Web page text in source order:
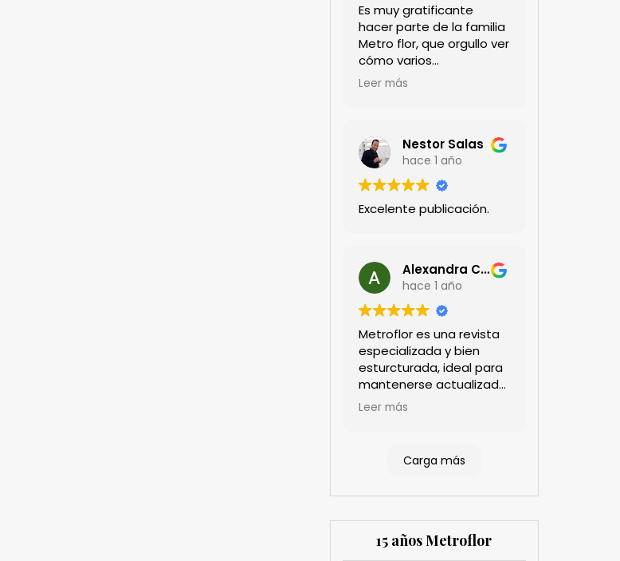
Es muy gratificante
hacer parte de la familia
Metro flor, que orgullo ver
cómo varios
profesionales hombres y
técnicas. Gracias por
mantenernos al día.mil
GRACIAS
Leer más
Nestor Salas
hace 1 año
Excelente publicación.
Alexandra Castillo
hace 1 año
Metroflor es una revista
especializada y bien
esturcturada, ideal para
mantenerse actualizado
en el sector floricultor.
estratégica, las
sector así como los
cubrimientos de los
eventos sociales de las
compañías. Es una
Leer más
Carga más
15 años Metroflor